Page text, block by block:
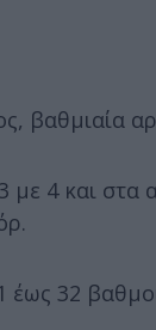
βαθμιαία
με 4 και στα
έως 32